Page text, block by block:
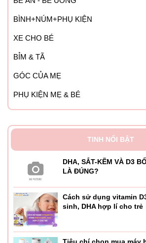
BÌNH+NÚM+PHỤ KIỆN
XE CHO BÉ
BỈM & TÃ
GÓC CỦA MẸ
PHỤ KIỆN MẸ & BÉ
TINH NỔI BẬT
DHA, SẮT-KẼM VÀ D3
LÀ ĐÚNG?
Cách sử dụng vitamin
sinh, DHA hợp lí cho trẻ